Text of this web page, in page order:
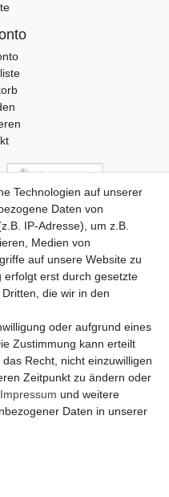
Technologien auf unserer
Daten von
IP-Adresse), um z.B.
Medien von
auf unsere Website zu
erfolgt erst durch gesetzte
die wir in den
oder aufgrund eines
Zustimmung kann erteilt
Recht, nicht einzuwilligen
Zeitpunkt zu ändern oder
Impressum und weitere
Daten in unserer